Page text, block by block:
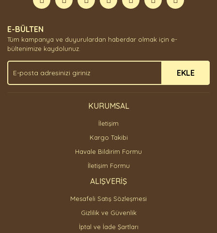
Yorum Yaz
Ürün açıklamasında eksik bilgiler bulunuyor.
Ürün bilgilerinde hatalar bulunuyor.
Ürün fiyatı diğer sitelerden daha pahalı.
Bu ürüne benzer farklı alternatifler olmalı.
Gönder
E-BÜLTEN
Tüm kampanya ve duyurulardan haberdar olmak için e-
bültenimize kaydolunuz.
EKLE
KURUMSAL
İletişim
Kargo Takibi
Havale Bildirim Formu
İletişim Formu
ALIŞVERİŞ
Mesafeli Satış Sözleşmesi
Gizlilik ve Güvenlik
İptal ve İade Şartları